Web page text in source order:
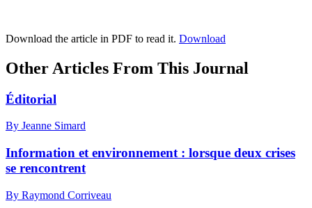
Download the article in PDF to read it. Download
Other Articles From This Journal
Éditorial
By Jeanne Simard
Information et environnement : lorsque deux crises
se rencontrent
By Raymond Corriveau